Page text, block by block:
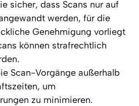
sicher, dass Scans nur auf
werden, für die
Genehmigung vorliegt
können strafrechtlich
Scan-Vorgänge außerhalb
um
zu minimieren.